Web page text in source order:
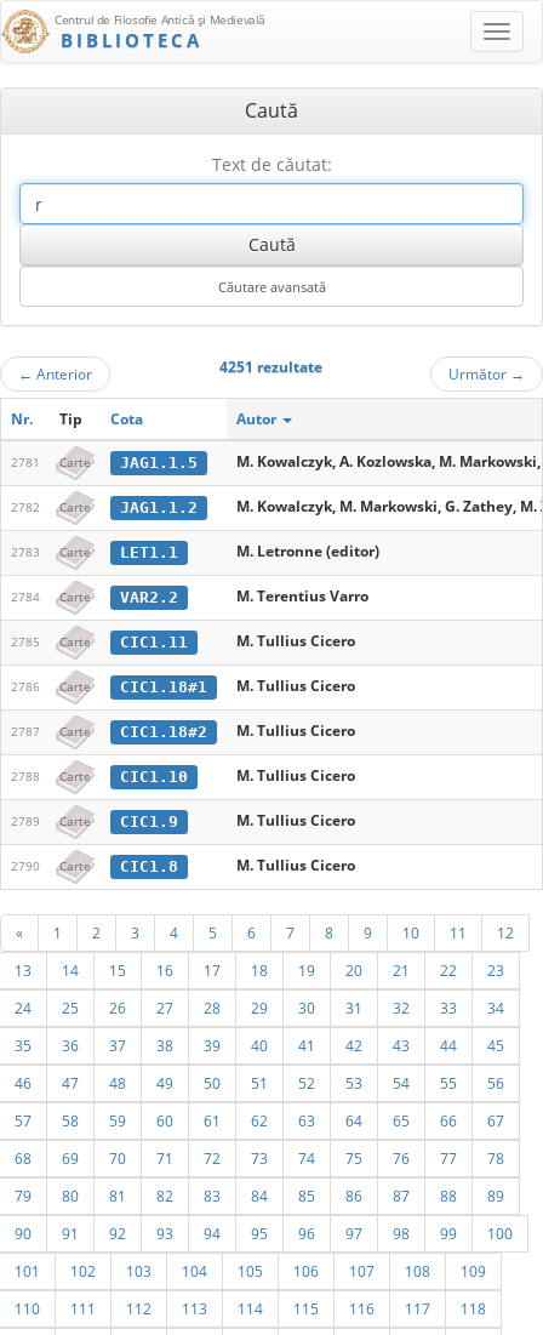
Centrul de Filosofie Antică şi Medievală
BIBLIOTECA
Caută
Text de căutat:
← Anterior 4251 rezultate Următor →
Nr. Tip Cota Autor
2781 Carte JAG1.1.5 M. Kowalczyk, A. Kozlowska, M.
2782 Carte JAG1.1.2 M. Kowalczyk, M. Markowski, G. Zathey,
2783 Carte LET1.1 M. Letronne (editor)
2784 Carte VAR2.2 M. Terentius Varro
2785 Carte CIC1.11 M. Tullius Cicero
2786 Carte CIC1.18#1 M. Tullius Cicero
2787 Carte CIC1.18#2 M. Tullius Cicero
2788 Carte CIC1.10 M. Tullius Cicero
2789 Carte CIC1.9 M. Tullius Cicero
2790 Carte CIC1.8 M. Tullius Cicero
« 1 2 3 4 5 6 7 8 9 10 11
12
13
14 15 16 17 18 19 20 21 22
23
24
25 26 27 28 29 30 31 32 33
34
35
36 37 38 39 40 41 42 43 44
45
46
47 48 49 50 51 52 53 54 55
56
57
58 59 60 61 62 63 64 65 66
67
68
69 70 71 72 73 74 75 76 77
78
79
80 81 82 83 84 85 86 87 88
89
90
91 92 93 94 95 96 97 98 99
100
101
102 103 104 105 106 107 108
109
110
111 112 113 114 115 116 117
118